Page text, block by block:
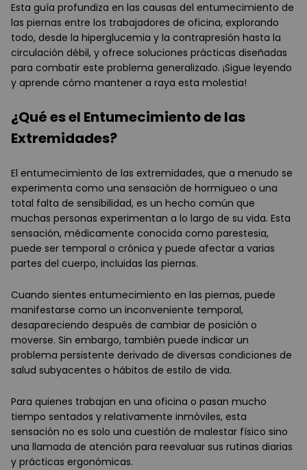
Esta guía profundiza en las causas del entumecimiento de
las piernas entre los trabajadores de oficina, explorando
todo, desde la hiperglucemia y la contrapresión hasta la
circulación débil, y ofrece soluciones prácticas diseñadas
para combatir este problema generalizado. ¡Sigue leyendo
y aprende cómo mantener a raya esta molestia!
¿Qué es el Entumecimiento de las
Extremidades?
El entumecimiento de las extremidades, que a menudo se
experimenta como una sensación de hormigueo o una
total falta de sensibilidad, es un hecho común que
muchas personas experimentan a lo largo de su vida. Esta
sensación, médicamente conocida como parestesia,
puede ser temporal o crónica y puede afectar a varias
partes del cuerpo, incluidas las piernas.
Cuando sientes entumecimiento en las piernas, puede
manifestarse como un inconveniente temporal,
desapareciendo después de cambiar de posición o
moverse. Sin embargo, también puede indicar un
problema persistente derivado de diversas condiciones de
salud subyacentes o hábitos de estilo de vida.
Para quienes trabajan en una oficina o pasan mucho
tiempo sentados y relativamente inmóviles, esta
sensación no es solo una cuestión de malestar físico sino
una llamada de atención para reevaluar sus rutinas diarias
y prácticas ergonómicas.